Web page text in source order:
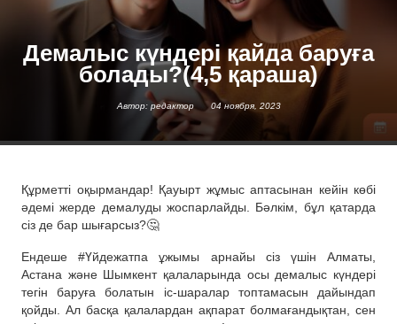
Демалыс күндері қайда баруға
болады?(4,5 қараша)
Автор: редактор 04 ноября, 2023
Құрметті оқырмандар! Қауырт жұмыс аптасынан кейін көбі
әдемі жерде демалуды жоспарлайды. Бәлкім, бұл қатарда
сіз де бар шығарсыз?🤔
Ендеше #Үйдежатпа ұжымы арнайы сіз үшін Алматы,
Астана және Шымкент қалаларында осы демалыс күндері
тегін баруға болатын іс-шаралар топтамасын дайындап
қойды. Ал басқа қалалардан ақпарат болмағандықтан, сен